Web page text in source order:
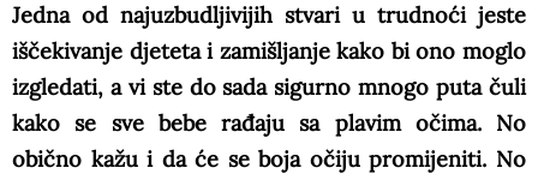
Jedna od najuzbudljivijih stvari u trudnoći jeste
iščekivanje djeteta i zamišljanje kako bi ono moglo
izgledati, a vi ste do sada sigurno mnogo puta čuli
kako se sve bebe rađaju sa plavim očima. No
obično kažu i da će se boja očiju promijeniti. No